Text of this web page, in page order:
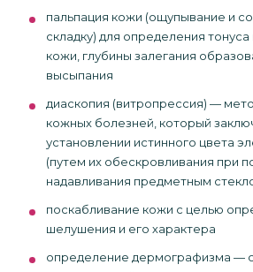
пальпация кожи (ощупывание и
складку) для определения тонуса
кожи, глубины залегания
высыпания
диаскопия (витропрессия) —
кожных болезней, который
установлении истинного цвета
(путем их обескровливания при
надавливания предметным
поскабливание кожи с целью
шелушения и его характера
определение дермографизма —